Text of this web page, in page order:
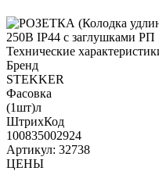
Технические
Бренд
STEKKER
Фасовка
(1шт)л
ШтрихКод
100835002924
Артикул: 32738
ЦЕНЫ